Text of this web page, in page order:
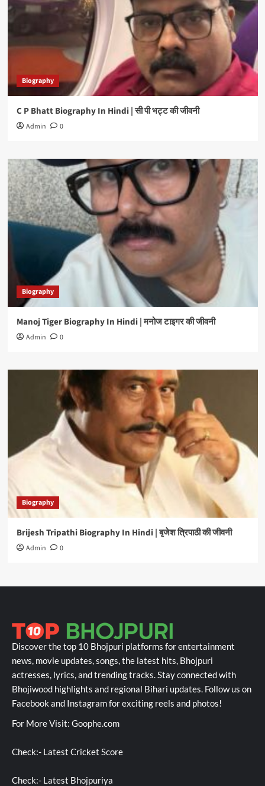
Biography
C P Bhatt Biography In Hindi | सी पी भट्ट की जीवनी
Admin 0
Biography
Manoj Tiger Biography In Hindi | मनोज टाइगर की जीवनी
Admin 0
Biography
Brijesh Tripathi Biography In Hindi | बृजेश त्रिपाठी की जीवनी
Admin 0
Discover the top 10 Bhojpuri platforms for entertainment
news, movie updates, songs, the latest hits, Bhojpuri
actresses, lyrics, and trending tracks. Stay connected with
Bhojiwood highlights and regional Bihari updates. Follow us on
Facebook and Instagram for exciting reels and photos!
For More Visit: Goophe.com
Check:- Latest Cricket Score
Check:- Latest Bhojpuriya